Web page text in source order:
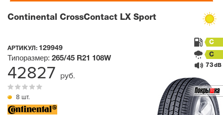
Continental CrossContact LX Sport
АРТИКУЛ: 129949
8 шт.
Типоразмер: 265/45 R21 108W
C
C
73 dB
42827 руб.